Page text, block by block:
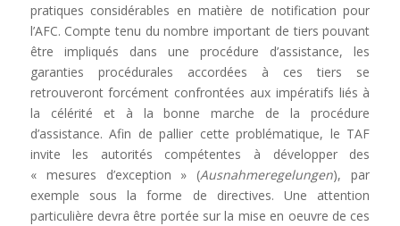
pratiques considérables en matière de notification pour
l’AFC. Compte tenu du nombre important de tiers pouvant
être impliqués dans une procédure d’assistance, les
garanties procédurales accordées à ces tiers se
retrouveront forcément confrontées aux impératifs liés à
la célérité et à la bonne marche de la procédure
d’assistance. Afin de pallier cette problématique, le TAF
invite les autorités compétentes à développer des
« mesures d’exception » (Ausnahmeregelungen), par
exemple sous la forme de directives. Une attention
particulière devra être portée sur la mise en oeuvre de ces